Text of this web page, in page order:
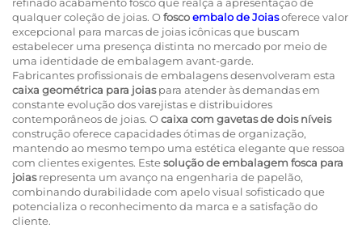
qualquer coleção de joias. Ofoscoembalo de Joiasoferece valor
excepcional para marcas de joias icônicas que buscam
estabelecer uma presença distinta no mercado por meio de
uma identidade de embalagem avant-garde.
Fabricantes profissionais de embalagens desenvolveram esta
caixa geométrica para joiaspara atender às demandas em
constante evolução dos varejistas e distribuidores
contemporâneos de joias. Ocaixa com gavetas de dois níveis
construção oferece capacidades ótimas de organização,
mantendo ao mesmo tempo uma estética elegante que ressoa
com clientes exigentes. Estesolução de embalagem fosca para
joiasrepresenta um avanço na engenharia de papelão,
combinando durabilidade com apelo visual sofisticado que
potencializa o reconhecimento da marca e a satisfação do
cliente.